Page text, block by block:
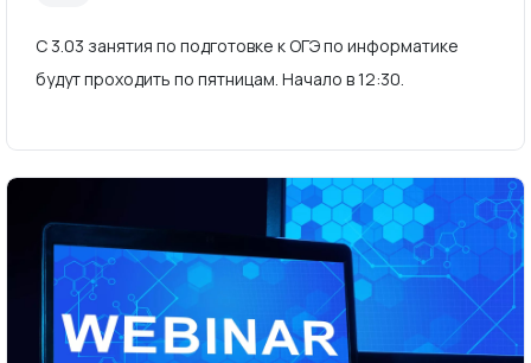
С 3.03 занятия по подготовке к ОГЭ по информатике
будут проходить по пятницам. Начало в 12:30.